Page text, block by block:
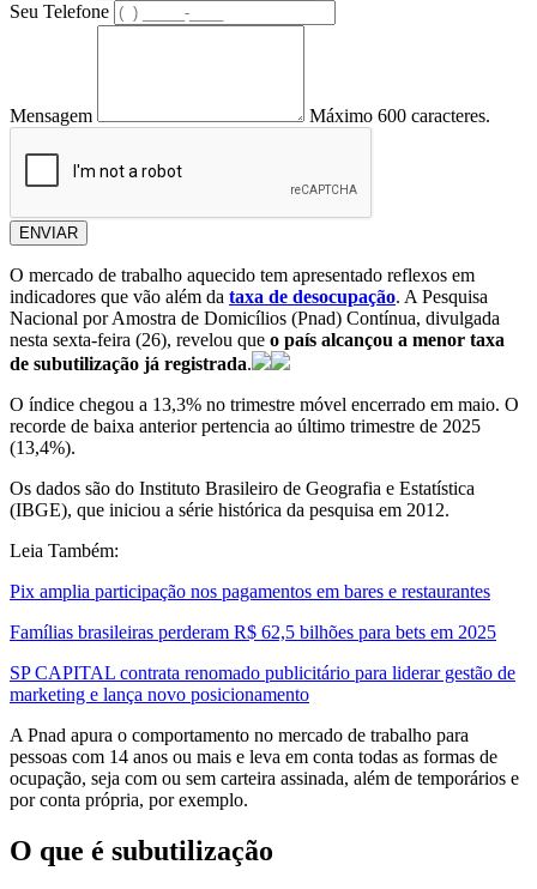
Seu Telefone
Mensagem Máximo 600 caracteres.
ENVIAR
O mercado de trabalho aquecido tem apresentado reflexos em
indicadores que vão além da taxa de desocupação. A Pesquisa
Nacional por Amostra de Domicílios (Pnad) Contínua, divulgada
nesta sexta-feira (26), revelou que o país alcançou a menor taxa
de subutilização já registrada.
O índice chegou a 13,3% no trimestre móvel encerrado em maio. O
recorde de baixa anterior pertencia ao último trimestre de 2025
(13,4%).
Os dados são do Instituto Brasileiro de Geografia e Estatística
(IBGE), que iniciou a série histórica da pesquisa em 2012.
Leia Também:
Pix amplia participação nos pagamentos em bares e restaurantes
Famílias brasileiras perderam R$ 62,5 bilhões para bets em 2025
SP CAPITAL contrata renomado publicitário para liderar gestão de
marketing e lança novo posicionamento
A Pnad apura o comportamento no mercado de trabalho para
pessoas com 14 anos ou mais e leva em conta todas as formas de
ocupação, seja com ou sem carteira assinada, além de temporários e
por conta própria, por exemplo.
O que é subutilização